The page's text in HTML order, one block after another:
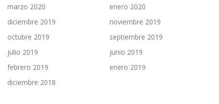
marzo 2020
enero 2020
diciembre 2019
noviembre 2019
octubre 2019
septiembre 2019
julio 2019
junio 2019
febrero 2019
enero 2019
diciembre 2018